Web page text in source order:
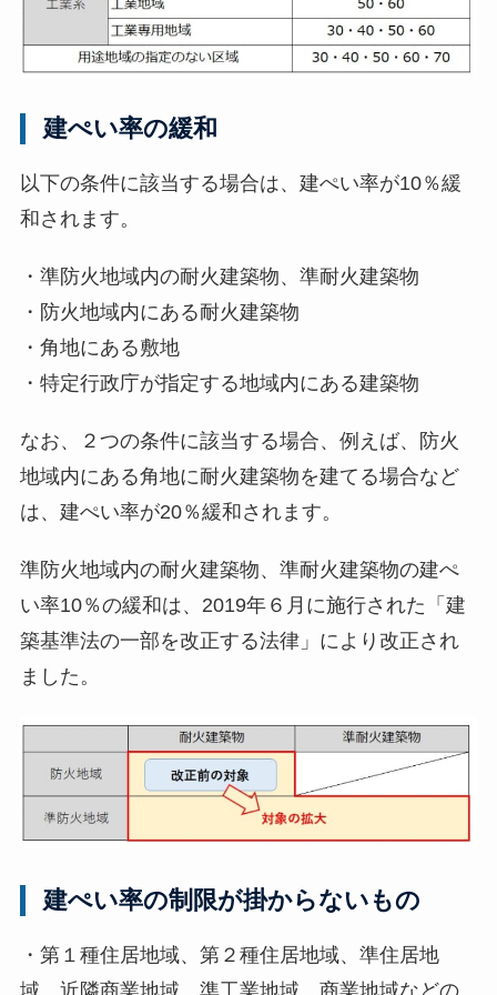
建ぺい率の緩和
以下の条件に該当する場合は、建ぺい率が10％緩
和されます。
・準防火地域内の耐火建築物、準耐火建築物
・防火地域内にある耐火建築物
・角地にある敷地
・特定行政庁が指定する地域内にある建築物
なお、２つの条件に該当する場合、例えば、防火
地域内にある角地に耐火建築物を建てる場合など
は、建ぺい率が20％緩和されます。
準防火地域内の耐火建築物、準耐火建築物の建ぺ
い率10％の緩和は、2019年６月に施行された「建
築基準法の一部を改正する法律」により改正され
ました。
建ぺい率の制限が掛からないもの
・第１種住居地域、第２種住居地域、準住居地
域、近隣商業地域、準工業地域、商業地域などの